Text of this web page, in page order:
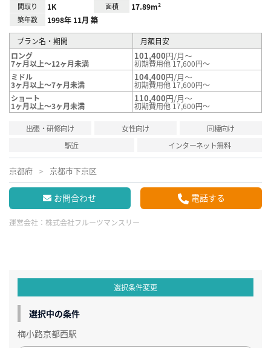
間取り 1K 面積 17.89m²
築年数 1998年 11月 築
プラン名・期間
月額目安
ロング
7ヶ月以上～12ヶ月未満
101,400円/月～
初期費用他 17,600円～
ミドル
3ヶ月以上～7ヶ月未満
104,400円/月～
初期費用他 17,600円～
ショート
1ヶ月以上～3ヶ月未満
110,400円/月～
初期費用他 17,600円～
出張・研修向け 女性向け
同棲向け
駅近
インターネット無料
京都府 京都市下京区
お問合わせ 電話する
運営会社： 株式会社フルーツマンスリー
選択条件変更
選択中の条件
梅小路京都西駅